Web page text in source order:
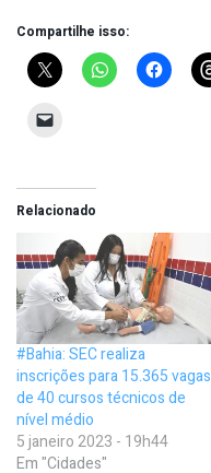
Compartilhe isso:
Relacionado
#Bahia: SEC realiza
inscrições para 15.365 vagas
de 40 cursos técnicos de
nível médio
5 janeiro 2023 - 19h44
Em "Cidades"